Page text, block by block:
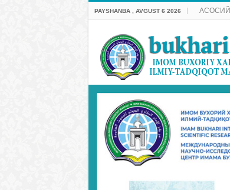
PAYSHANBA , AVGUST 6 2026 АСОСИЙ